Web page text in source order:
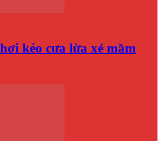
kéo cưa lừa xẻ mầm